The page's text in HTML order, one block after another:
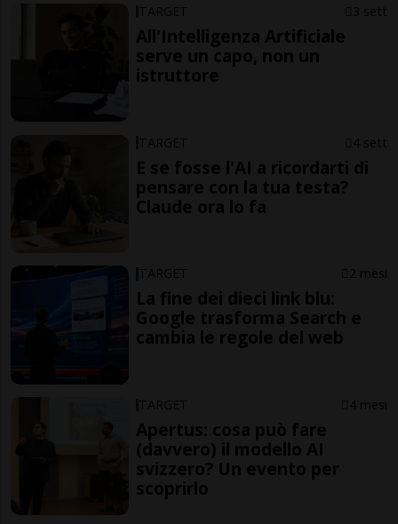
TARGET 3 sett
All'Intelligenza Artificiale
serve un capo, non un
istruttore
TARGET 4 sett
E se fosse l'AI a ricordarti di
pensare con la tua testa?
Claude ora lo fa
TARGET 2 mesi
La fine dei dieci link blu:
Google trasforma Search e
cambia le regole del web
TARGET 4 mesi
Apertus: cosa può fare
(davvero) il modello AI
svizzero? Un evento per
scoprirlo